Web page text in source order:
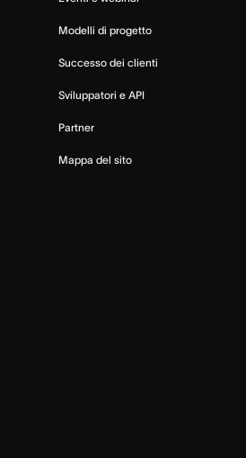
Modelli di progetto
Successo dei clienti
Sviluppatori e API
Partner
Mappa del sito